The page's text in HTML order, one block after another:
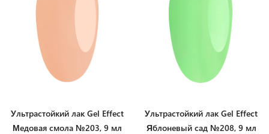
Ультрастойкий лак Gel Effect
Медовая смола №203, 9 мл
Ультрастойкий лак Gel Effect
Яблоневый сад №208, 9 мл